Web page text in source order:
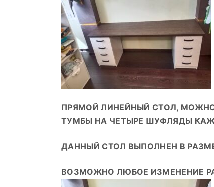
ПРЯМОЙ ЛИНЕЙНЫЙ СТОЛ, МОЖНО
ТУМБЫ НА ЧЕТЫРЕ ШУФЛЯДЫ
ДАННЫЙ СТОЛ ВЫПОЛНЕН В
ВОЗМОЖНО ЛЮБОЕ ИЗМЕНЕНИЕ